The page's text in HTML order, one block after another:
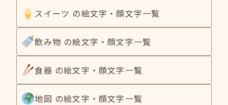
スイーツ の絵文字・顔文字一覧
飲み物 の絵文字・顔文字一覧
食器 の絵文字・顔文字一覧
地図 の絵文字・顔文字一覧